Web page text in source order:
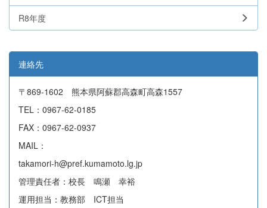
R8年度
連絡先
〒869-1602 熊本県阿蘇郡高森町高森1557
TEL：0967-62-0185
FAX：0967-62-0937
MAIL：
takamori-h@pref.kumamoto.lg.jp
管理責任者：校長 鳴瀬 幸裕
運用担当：教務部 ICT担当